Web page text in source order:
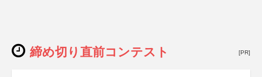
締め切り直前コンテスト [PR]